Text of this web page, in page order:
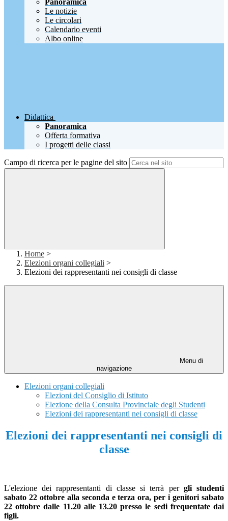
Panoramica
Le notizie
Le circolari
Calendario eventi
Albo online
Didattica
Panoramica
Offerta formativa
I progetti delle classi
Campo di ricerca per le pagine del sito
Home >
Elezioni organi collegiali >
Elezioni dei rappresentanti nei consigli di classe
Menu di
navigazione
Elezioni organi collegiali
Elezioni del Consiglio di Istituto
Elezione della Consulta Provinciale degli Studenti
Elezioni dei rappresentanti nei consigli di classe
Elezioni dei rappresentanti nei consigli di
classe
L'elezione dei rappresentanti di classe si terrà per gli studenti
sabato 22 ottobre alla seconda e terza ora, per i genitori sabato
22 ottobre dalle 11.20 alle 13.20 presso le sedi frequentate dai
figli.